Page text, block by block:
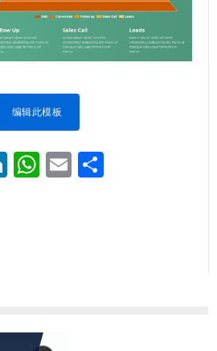
编辑此模板
LinkedIn
WhatsApp
Email